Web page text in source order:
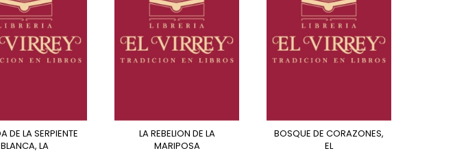
BLANCA, LA
LA REBELION DE LA
MARIPOSA
BOSQUE DE CORAZONES,
EL